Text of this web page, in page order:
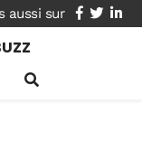
facebook
twitter